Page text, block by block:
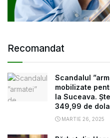
Recomandat
Scandalul
mobilizate
la Suceava.
349,99 de
MARTIE 26, 2025